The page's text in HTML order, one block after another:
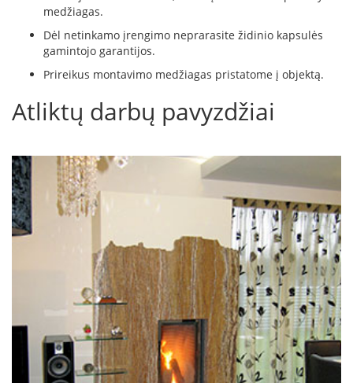
o
p
S
p
a
r
t
h
n
v
medžiagas.
Dėl netinkamo įrengimo neprarasite židinio kapsulės
gamintojo garantijos.
Prireikus montavimo medžiagas pristatome į objektą.
Atliktų darbų pavyzdžiai